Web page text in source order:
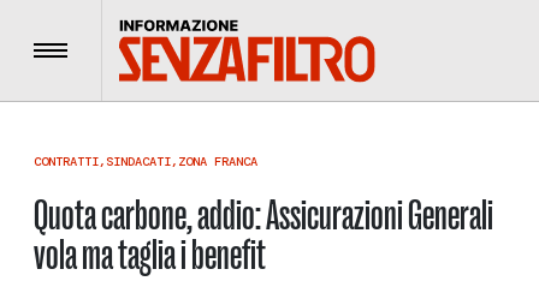
Menu
CONTRATTI, SINDACATI, ZONA FRANCA
Quota carbone, addio: Assicurazioni Generali
vola ma taglia i benefit